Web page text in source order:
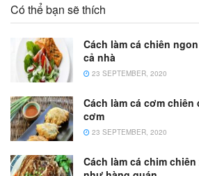
Có thể bạn sẽ thích
Cách làm cá chiên
cả nhà
23 SEPTEMBER, 2020
Cách làm cá cơm
cơm
23 SEPTEMBER, 2020
Cách làm cá chim